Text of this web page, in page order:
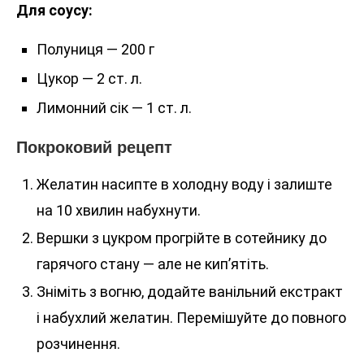
Для соусу:
Полуниця — 200 г
Цукор — 2 ст. л.
Лимонний сік — 1 ст. л.
Покроковий рецепт
Желатин насипте в холодну воду і залиште
на 10 хвилин набухнути.
Вершки з цукром прогрійте в сотейнику до
гарячого стану — але не кип’ятіть.
Зніміть з вогню, додайте ванільний екстракт
і набухлий желатин. Перемішуйте до повного
розчинення.